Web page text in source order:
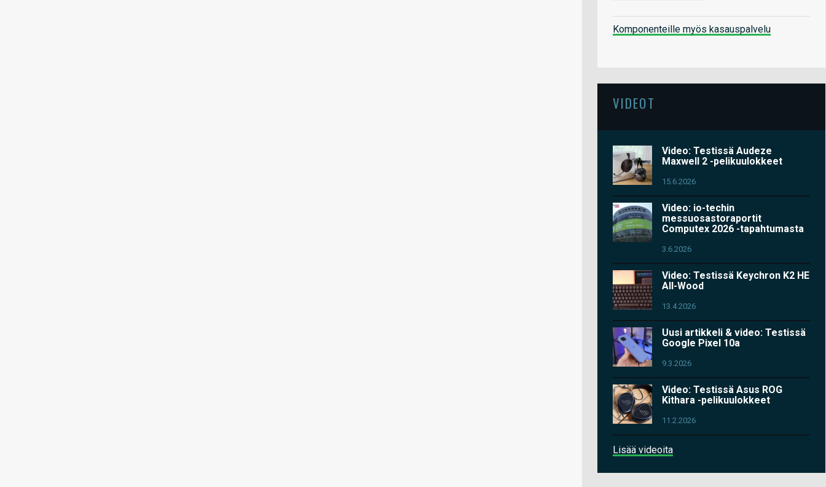
Komponenteille myös kasauspalvelu
VIDEOT
Video: Testissä Audeze
Maxwell 2 -pelikuulokkeet
15.6.2026
Video: io-techin
messuosastoraportit
Computex 2026 -tapahtumasta
3.6.2026
Video: Testissä Keychron K2 HE
All-Wood
13.4.2026
Uusi artikkeli & video: Testissä
Google Pixel 10a
9.3.2026
Video: Testissä Asus ROG
Kithara -pelikuulokkeet
11.2.2026
Lisää videoita